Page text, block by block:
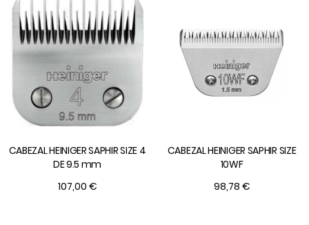
CABEZAL HEINIGER SAPHIR SIZE 4
DE 9.5 mm
107,00 €
CABEZAL HEINIGER SAPHIR SIZE
10WF
98,78 €